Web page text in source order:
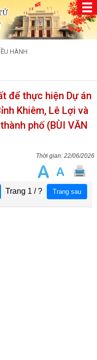
HÀNH
để thực hiện Dự án
Khiêm, Lê Lợi và
phố (BÙI VĂN
22/06/2026